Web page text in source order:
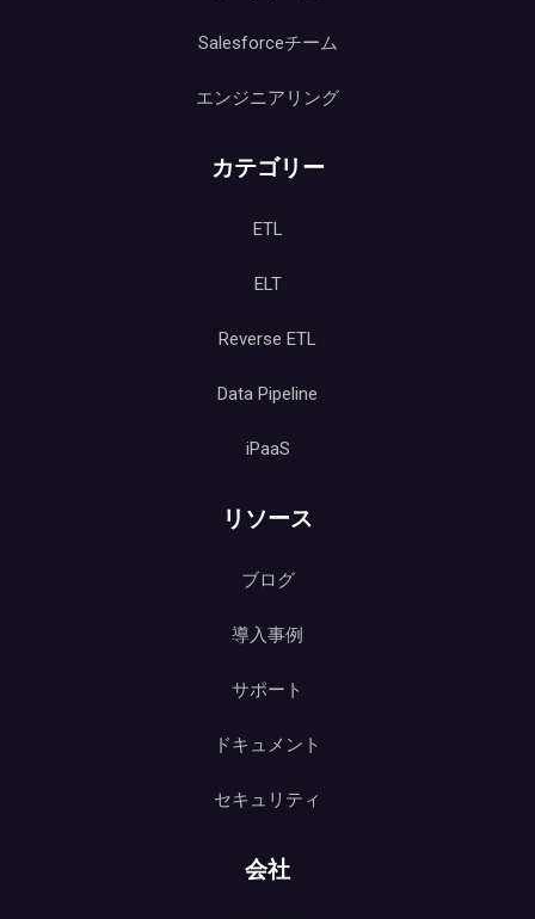
Salesforceチーム
エンジニアリング
カテゴリー
ETL
ELT
Reverse ETL
Data Pipeline
iPaaS
リソース
ブログ
導入事例
サポート
ドキュメント
セキュリティ
会社